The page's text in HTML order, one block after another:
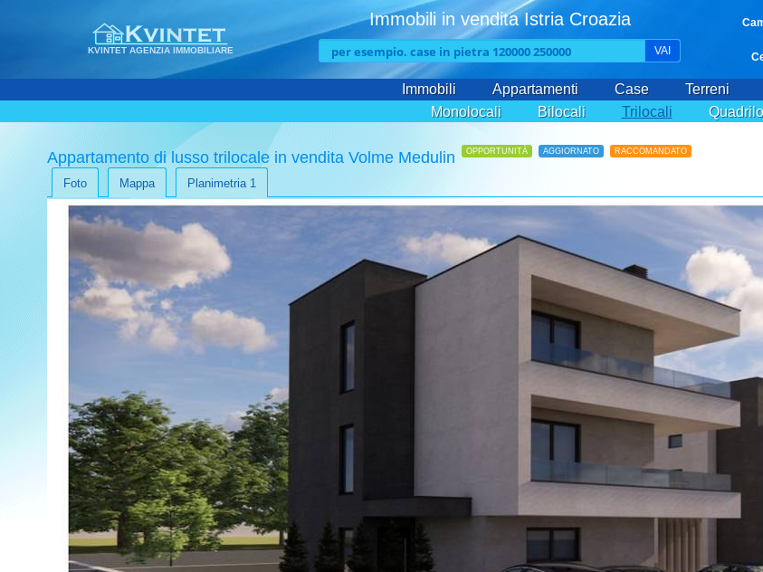
KVINTET AGENZIA IMMOBILIARE
Immobili in vendita Istria Croazia
VAI
Immobili Appartamenti Case Terreni
Monolocali
Bilocali Trilocali
Appartamento di lusso trilocale in vendita Volme Medulin OPPORTUNITÀ AGGIORNATO RACCOMANDATO
Foto Mappa Planimetria 1